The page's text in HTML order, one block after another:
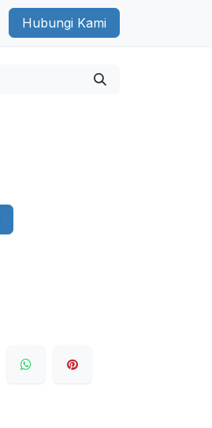
Hubungi Kami